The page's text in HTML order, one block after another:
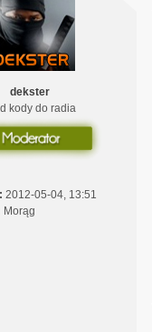
dekster
kody do radia
2012-05-04, 13:51
Morąg